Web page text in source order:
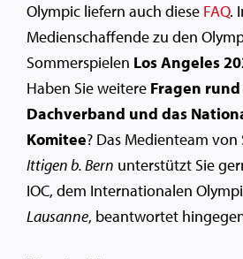
Olympic liefern auch diese FAQ.
Medienschaffende zu den
Sommerspielen Los Angeles
Haben Sie weitere Fragen
Dachverband und das
Komitee? Das Medienteam von
Ittigen b. Bern unterstützt Sie
IOC, dem Internationalen
Lausanne, beantwortet